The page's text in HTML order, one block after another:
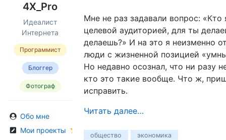
4X_Pro
Идеалист
Интернета
Программист
Блоггер
Фотограф
Обо мне
Мои проекты
Мне не раз задавали вопрос: «Кто
целевой аудиторией, для ты
делаешь?» И на это я неизменно
люди с жизненной позицией
Но недавно осознал, что ни разу
кто это такие вообще. Что ж,
исправить.
Читать далее…
общество экономика